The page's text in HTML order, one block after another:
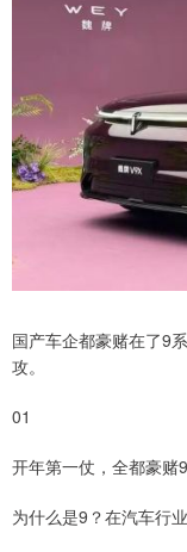
国产车企都豪赌在了9
攻。
01
开年第一仗，全都豪赌
为什么是9？在汽车行